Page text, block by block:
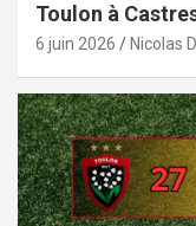
Toulon à
6 juin 2026 Nicolas